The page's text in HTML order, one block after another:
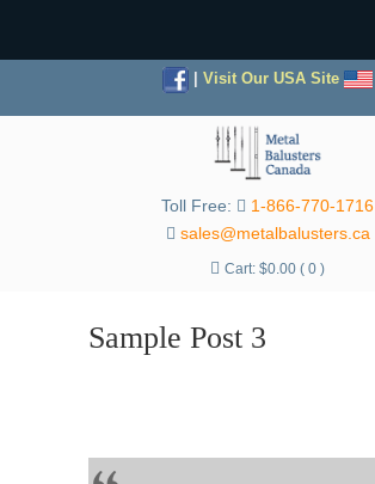
Visit Our USA Site
Toll Free:
1-866-770-1716
sales@metalbalusters.ca
Cart: $0.00 ( 0 )
Sample Post 3